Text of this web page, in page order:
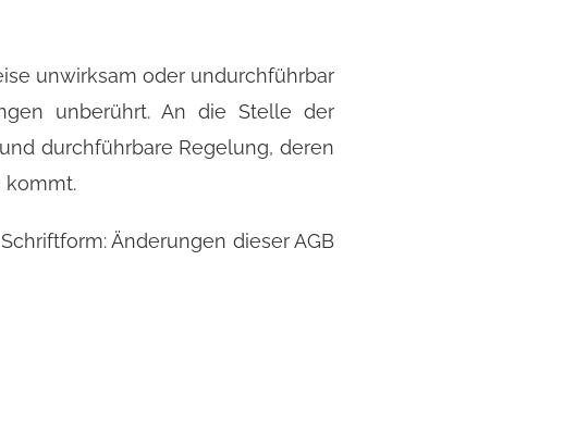
unwirksam oder undurchführbar
unberührt. An die Stelle der
durchführbare Regelung, deren
kommt.
Änderungen dieser AGB